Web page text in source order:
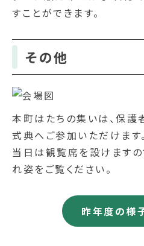
すことができます。
その他
本町はたちの集いは、保護
式典へご参加いただけます。
当日は観覧席を設けますの
れ姿をご覧ください。
昨年度の様